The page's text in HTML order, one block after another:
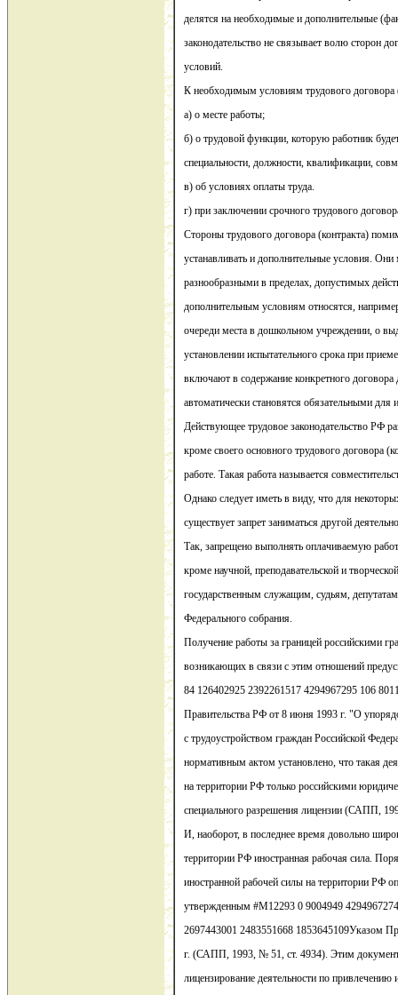
делятся на необходимые и дополнительные
законодательство не связывает волю сторон
условий.
К необходимым условиям трудового договора
а) о месте работы;
б) о трудовой функции, которую работник
специальности, должности, квалификации,
в) об условиях оплаты труда.
г) при заключении срочного трудового
Стороны трудового договора (контракта)
устанавливать и дополнительные условия.
разнообразными в пределах, допустимых
дополнительным условиям относятся,
очереди места в дошкольном учреждении, о
установлении испытательного срока при
включают в содержание конкретного
автоматически становятся обязательными для
Действующее трудовое законодательство РФ
кроме своего основного трудового договора
работе. Такая работа называется
Однако следует иметь в виду, что для
существует запрет заниматься другой
Так, запрещено выполнять оплачиваемую
кроме научной, преподавательской и
государственным служащим, судьям,
Федерального собрания.
Получение работы за границей российскими
возникающих в связи с этим отношений
84 126402925 2392261517 4294967295 106
Правительства РФ от 8 июня 1993 г. "О
с трудоустройством граждан Российской
нормативным актом установлено, что такая
на территории РФ только российскими
специального разрешения лицензии (САПП,
И, наоборот, в последнее время довольно
территории РФ иностранная рабочая сила.
иностранной рабочей силы на территории РФ
утвержденным #M12293 0 9004949
2697443001 2483551668 1853645109Указом
г. (САПП, 1993, № 51, ст. 4934). Этим
лицензирование деятельности по привлечению